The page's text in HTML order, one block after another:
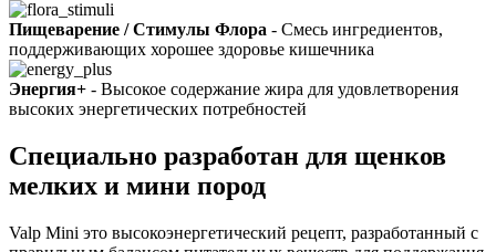
Пищеварение / Стимулы Флора - Смесь ингредиентов,
поддерживающих хорошее здоровье кишечника
Энергия+ - Высокое содержание жира для удовлетворения
высоких энергетических потребностей
Специально разработан для щенков
мелких и мини пород
Valp Mini это высокоэнергетический рецепт, разработанный с